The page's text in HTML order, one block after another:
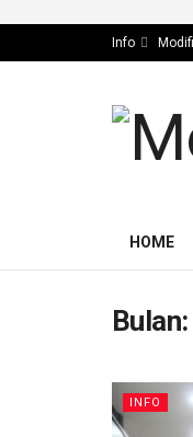
Info
HOME
INFO